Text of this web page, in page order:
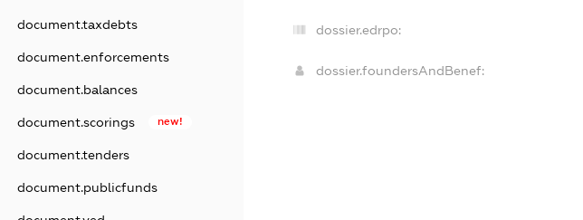
document.taxdebts
document.enforcements
document.balances
document.scorings new!
document.tenders
document.publicfunds
dossier.edrpo:
dossier.foundersAndBenef: